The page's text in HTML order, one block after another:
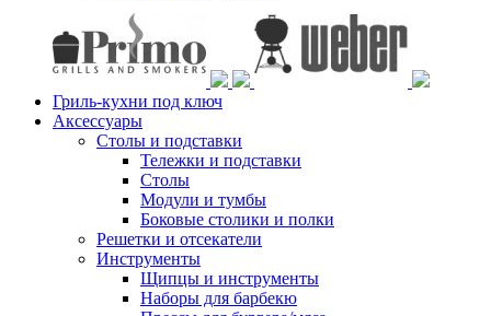
Гриль-кухни под ключ
Аксессуары
Столы и подставки
Тележки и подставки
Столы
Модули и тумбы
Боковые столики и полки
Решетки и отсекатели
Инструменты
Щипцы и инструменты
Наборы для барбекю